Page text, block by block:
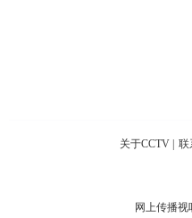
关于CCTV 联
网上传播视